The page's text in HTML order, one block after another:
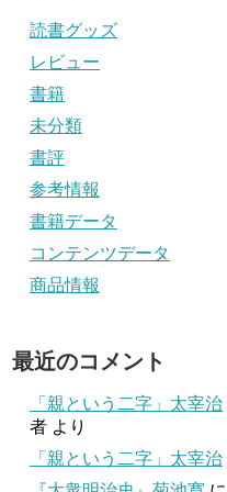
読書グッズ
レビュー
書籍
未分類
書評
参考情報
書籍データ
コンテンツデータ
商品情報
最近のコメント
「親という二字」太宰治
者 より
「親という二字」太宰治